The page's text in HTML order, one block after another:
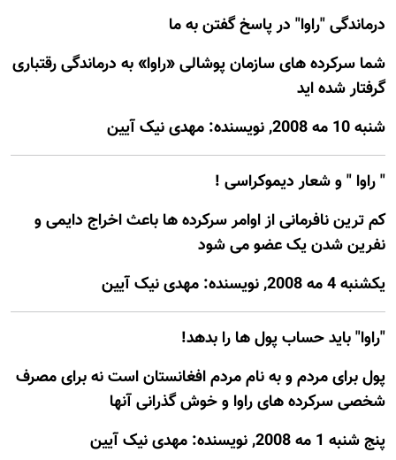
درماندگی "راوا" در پاسخ گفتن به ما
شما سرکرده های سازمان پوشالی «راوا» به درماندگی رقتباری
گرفتار شده اید
شنبه 10 مه 2008, نويسنده: مهدی نیک آیین
" راوا " و شعار دیموکراسی !
کم ترین نافرمانی از اوامر سرکرده ها باعث اخراج دایمی و
نفرین شدن یک عضو می شود
يكشنبه 4 مه 2008, نويسنده: مهدی نیک آیین
"راوا" بايد حساب پول ها را بدهد!
پول برای مردم و به نام مردم افغانستان است نه برای مصرف
شخصی سرکرده های راوا و خوش گذرانی آنها
پنج شنبه 1 مه 2008, نويسنده: مهدی نیک آیین